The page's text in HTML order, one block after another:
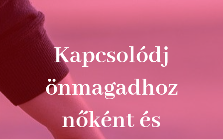
Kapcsolódj
önmagadhoz
nőként és